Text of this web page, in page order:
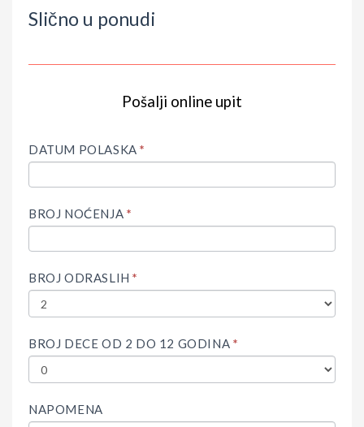
Slično u ponudi
Pošalji online upit
DATUM POLASKA*
BROJ NOĆENJA *
BROJ ODRASLIH*
BROJ DECE OD 2 DO 12 GODINA *
NAPOMENA
HUMAN,
THIS
BLANK.